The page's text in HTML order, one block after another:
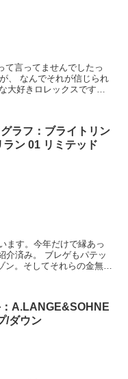
て言ってませんでしたっ
、 なんでそれが信じられ
好きロレックスです。
ラフ：ブライトリン
ラン 01 リミテッド
ます。今年だけで縁あっ
介済み。 ブレゲもパテッ
。そしてそれらの金無垢
A.LANGE&SOHNE
/ダウン